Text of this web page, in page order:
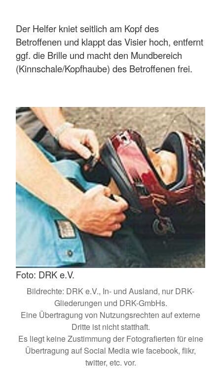
Der Helfer kniet seitlich am Kopf des
Betroffenen und klappt das Visier hoch, entfernt
ggf. die Brille und macht den Mundbereich
(Kinnschale/Kopfhaube) des Betroffenen frei.
Foto: DRK e.V.
Bildrechte: DRK e.V., In- und Ausland, nur DRK-
Gliederungen und DRK-GmbHs.
Eine Übertragung von Nutzungsrechten auf externe
Dritte ist nicht statthaft.
Es liegt keine Zustimmung der Fotografierten für eine
Übertragung auf Social Media wie facebook, flikr,
twitter, etc. vor.